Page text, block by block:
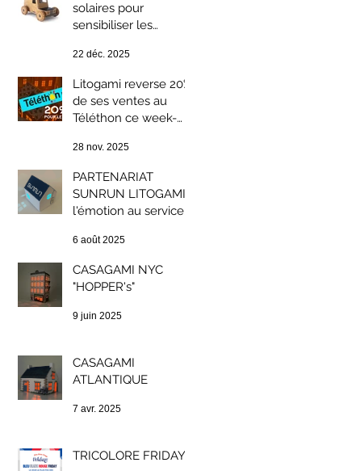
solaires pour
sensibiliser les
développement
durable.
22 déc. 2025
Litogami reverse 20%
de ses ventes au
Téléthon ce week-
Green Week-end
28 nov. 2025
PARTENARIAT
SUNRUN LITOGAMI ;
l'émotion au service
durable.
6 août 2025
CASAGAMI NYC
"HOPPER's"
9 juin 2025
CASAGAMI
ATLANTIQUE
7 avr. 2025
TRICOLORE FRIDAY !